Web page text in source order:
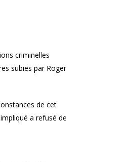
criminelles
subies par Roger
de cet
a refusé de